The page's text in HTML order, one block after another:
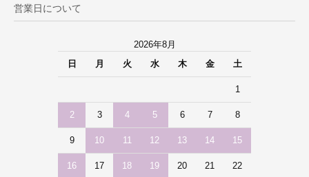
営業日について
2026年8月
日
月 火 水 木 金 土
1
2 3 4 5 6 7 8
9 10 11 12 13 14 15
16 17 18 19 20 21 22